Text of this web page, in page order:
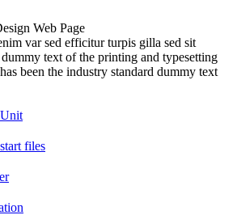
Web Page
var sed efficitur turpis gilla sed sit
text of the printing and typesetting
been the industry standard dummy text
files